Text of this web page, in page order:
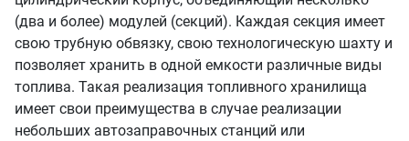
(два и более) модулей (секций). Каждая секция имеет
свою трубную обвязку, свою технологическую шахту и
позволяет хранить в одной емкости различные виды
топлива. Такая реализация топливного хранилища
имеет свои преимущества в случае реализации
небольших автозаправочных станций или